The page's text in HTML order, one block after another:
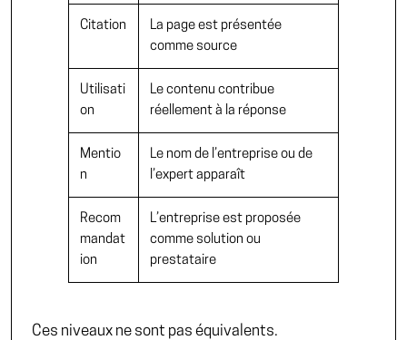
Citation
La page est présentée
comme source
Utilisati
on
Le contenu contribue
réellement à la réponse
Mentio
n
Le nom de l’entreprise ou de
l’expert apparaît
Recom
mandat
ion
L’entreprise est proposée
comme solution ou
prestataire
Ces niveaux ne sont pas équivalents.